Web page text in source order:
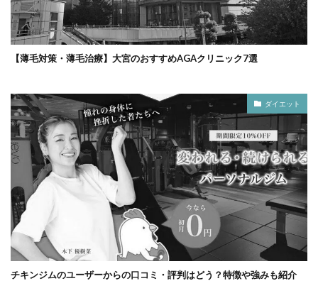
【薄毛対策・薄毛治療】大宮のおすすめAGAクリニック7選
ダイエット
チキンジムのユーザーからの口コミ・評判はどう？特徴や強みも紹介